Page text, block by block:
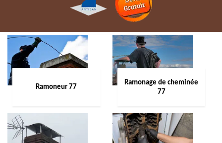
Ramoneur 77
Ramonage de cheminée
77